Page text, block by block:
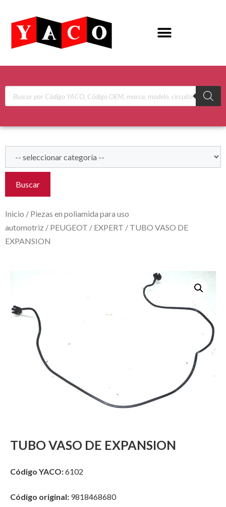
Buscar
Inicio / Piezas en poliamida para uso
automotriz / PEUGEOT / EXPERT / TUBO VASO DE
EXPANSION
TUBO VASO DE EXPANSION
Código YACO:6102
Código original: 9818468680